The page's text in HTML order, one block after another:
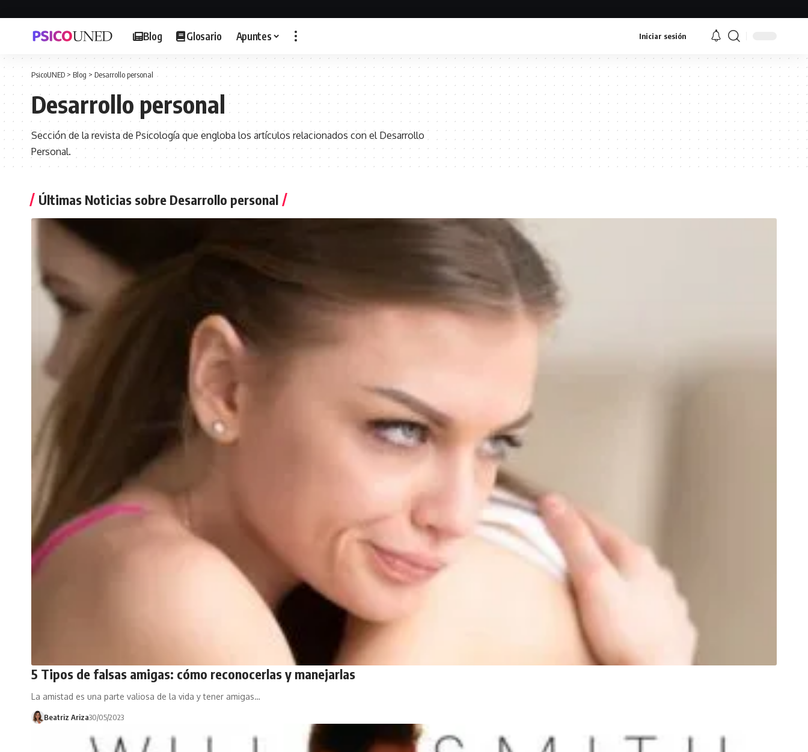
Blog Glosario Apuntes Iniciar sesión
PsicoUNED> Blog >Desarrollo personal
Desarrollo personal
Sección de la revista de Psicología que engloba los artículos relacionados con el Desarrollo
Personal.
Últimas Noticias sobre Desarrollo personal
5 Tipos de falsas amigas: cómo reconocerlas y manejarlas
La amistad es una parte valiosa de la vida y tener amigas…
Beatriz Ariza30/05/2023